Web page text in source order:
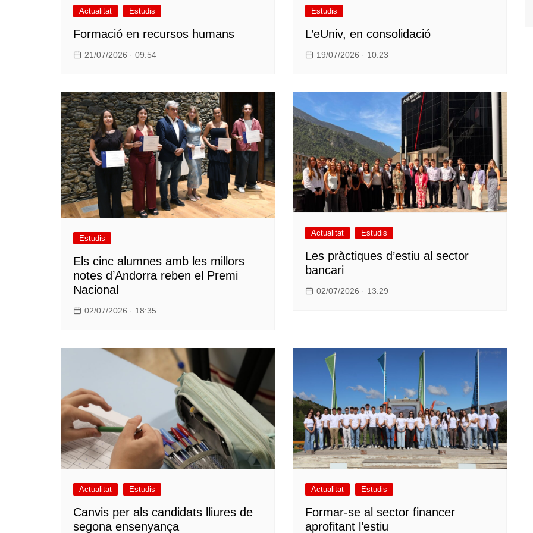
Actualitat Estudis
Formació en recursos humans
21/07/2026 · 09:54
Estudis
L’eUniv, en consolidació
19/07/2026 · 10:23
Estudis
Els cinc alumnes amb les millors
notes d’Andorra reben el Premi
Nacional
02/07/2026 · 18:35
Actualitat Estudis
Les pràctiques d’estiu al sector
bancari
02/07/2026 · 13:29
Actualitat Estudis
Canvis per als candidats lliures de
segona ensenyança
Actualitat Estudis
Formar-se al sector financer
aprofitant l’estiu